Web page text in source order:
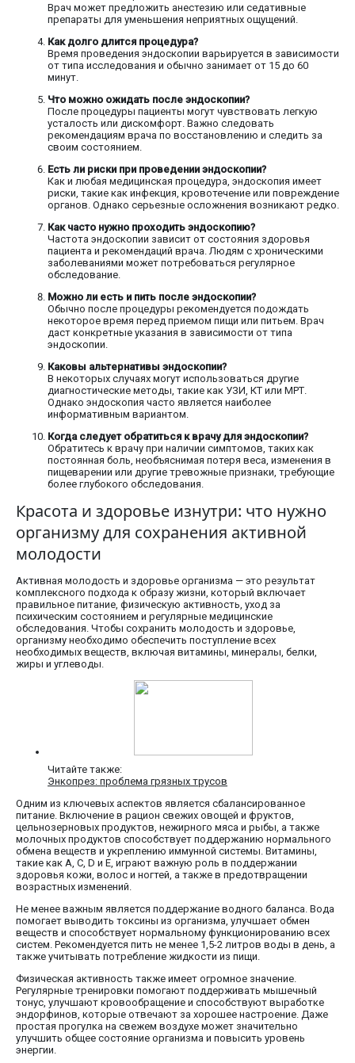
Врач может предложить анестезию или седативные
препараты для уменьшения неприятных ощущений.
Как долго длится процедура?
Время проведения эндоскопии варьируется в зависимости
от типа исследования и обычно занимает от 15 до 60
минут.
Что можно ожидать после эндоскопии?
После процедуры пациенты могут чувствовать легкую
усталость или дискомфорт. Важно следовать
рекомендациям врача по восстановлению и следить за
своим состоянием.
Есть ли риски при проведении эндоскопии?
Как и любая медицинская процедура, эндоскопия имеет
риски, такие как инфекция, кровотечение или повреждение
органов. Однако серьезные осложнения возникают редко.
Как часто нужно проходить эндоскопию?
Частота эндоскопии зависит от состояния здоровья
пациента и рекомендаций врача. Людям с хроническими
заболеваниями может потребоваться регулярное
обследование.
Можно ли есть и пить после эндоскопии?
Обычно после процедуры рекомендуется подождать
некоторое время перед приемом пищи или питьем. Врач
даст конкретные указания в зависимости от типа
эндоскопии.
Каковы альтернативы эндоскопии?
В некоторых случаях могут использоваться другие
диагностические методы, такие как УЗИ, КТ или МРТ.
Однако эндоскопия часто является наиболее
информативным вариантом.
Когда следует обратиться к врачу для эндоскопии?
Обратитесь к врачу при наличии симптомов, таких как
постоянная боль, необъяснимая потеря веса, изменения в
пищеварении или другие тревожные признаки, требующие
более глубокого обследования.
Красота и здоровье изнутри: что нужно
организму для сохранения активной
молодости
Активная молодость и здоровье организма — это результат
комплексного подхода к образу жизни, который включает
правильное питание, физическую активность, уход за
психическим состоянием и регулярные медицинские
обследования. Чтобы сохранить молодость и здоровье,
организму необходимо обеспечить поступление всех
необходимых веществ, включая витамины, минералы, белки,
жиры и углеводы.
Читайте также:
Энкопрез: проблема грязных трусов
Одним из ключевых аспектов является сбалансированное
питание. Включение в рацион свежих овощей и фруктов,
цельнозерновых продуктов, нежирного мяса и рыбы, а также
молочных продуктов способствует поддержанию нормального
обмена веществ и укреплению иммунной системы. Витамины,
такие как A, C, D и E, играют важную роль в поддержании
здоровья кожи, волос и ногтей, а также в предотвращении
возрастных изменений.
Не менее важным является поддержание водного баланса. Вода
помогает выводить токсины из организма, улучшает обмен
веществ и способствует нормальному функционированию всех
систем. Рекомендуется пить не менее 1,5-2 литров воды в день, а
также учитывать потребление жидкости из пищи.
Физическая активность также имеет огромное значение.
Регулярные тренировки помогают поддерживать мышечный
тонус, улучшают кровообращение и способствуют выработке
эндорфинов, которые отвечают за хорошее настроение. Даже
простая прогулка на свежем воздухе может значительно
улучшить общее состояние организма и повысить уровень
энергии.